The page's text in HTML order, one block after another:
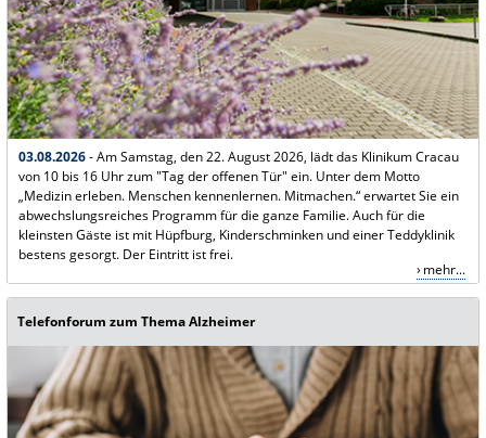
03.08.2026-Am Samstag, den 22. August 2026, lädt das Klinikum Cracau
von 10 bis 16 Uhr zum "Tag der offenen Tür" ein. Unter dem Motto
„Medizin erleben. Menschen kennenlernen. Mitmachen.“ erwartet Sie ein
abwechslungsreiches Programm für die ganze Familie. Auch für die
kleinsten Gäste ist mit Hüpfburg, Kinderschminken und einer Teddyklinik
bestens gesorgt. Der Eintritt ist frei.
mehr...
Telefonforum zum Thema Alzheimer